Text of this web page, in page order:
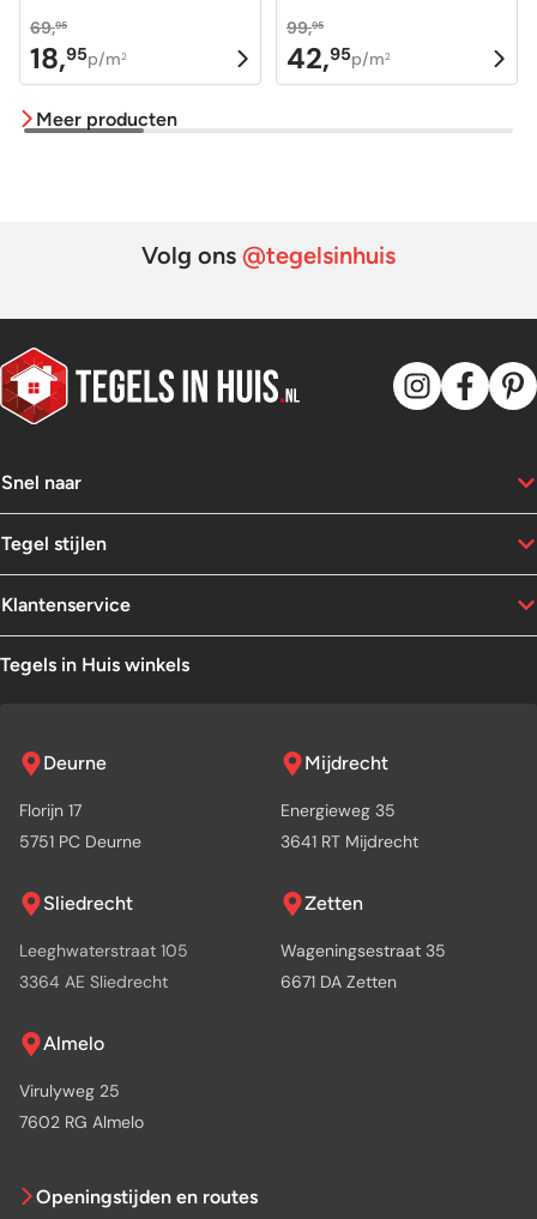
69,95
Oorspronkelijke
prijs
was:
18,95
Huidige
prijs
is:
p/m2
99,95
Oorspronkelijke
prijs
42,95
Huidige
prijs
p/m2
Meer producten
Volg ons @tegelsinhuis
Snel naar
Tegel stijlen
Klantenservice
Tegels in Huis winkels
Deurne
Florijn 17
5751 PC Deurne
Mijdrecht
Energieweg 35
3641 RT Mijdrecht
Sliedrecht
Leeghwaterstraat 105
3364 AE Sliedrecht
Zetten
Wageningsestraat 35
6671 DA Zetten
Almelo
Virulyweg 25
7602 RG Almelo
Openingstijden en routes